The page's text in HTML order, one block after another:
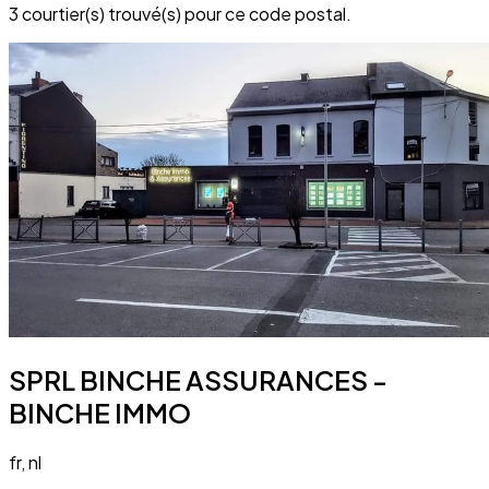
3 courtier(s) trouvé(s) pour ce code postal.
SPRL BINCHE ASSURANCES -
BINCHE IMMO
fr, nl